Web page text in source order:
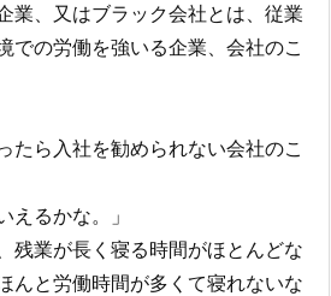
業、又はブラック会社とは、従業
での労働を強いる企業、会社のこ
たら入社を勧められない会社のこ
えるかな。」
残業が長く寝る時間がほとんどな
んと労働時間が多くて寝れないな